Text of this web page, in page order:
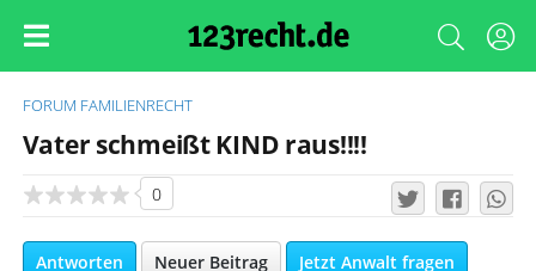
FORUM FAMILIENRECHT
Vater schmeißt KIND raus!!!!
0
Antworten Neuer Beitrag Jetzt Anwalt fragen